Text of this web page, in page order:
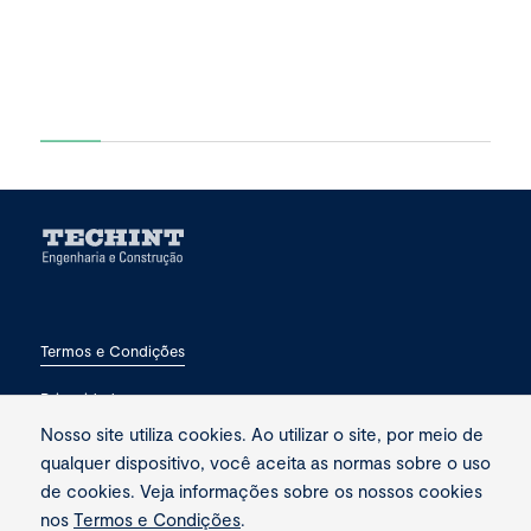
Termos e Condições
Privacidade
Fale conosco
Nosso site utiliza cookies. Ao utilizar o site, por meio de
qualquer dispositivo, você aceita as normas sobre o uso
de cookies. Veja informações sobre os nossos cookies
nos Termos e Condições.